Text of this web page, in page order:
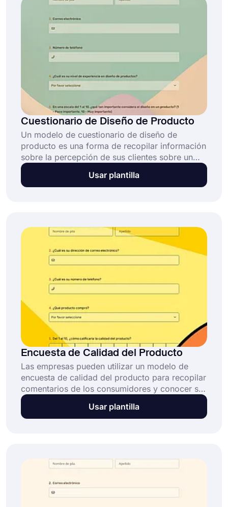
Cuestionario de Diseño de Producto
Un modelo de cuestionario de diseño de
producto es una forma de recopilar información
sobre la percepción de sus clientes sobre un
producto. Puede utilizar las sugerencias y
preferencias de los participantes para realizar
Usar plantilla
Encuesta de Calidad del Producto
Las empresas pueden utilizar un modelo de
encuesta de calidad del producto para recopilar
comentarios de los consumidores y conocer su
opinión sobre el producto. Puedes crear tu
encuesta de calidad del producto de forma
como cualquier problema o preocupación que
puedan tener.
Usar plantilla